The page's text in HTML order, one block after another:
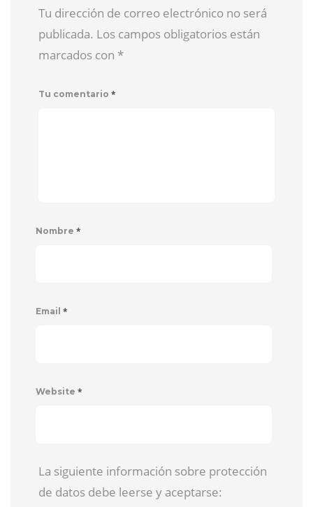
Tu dirección de correo electrónico no será
publicada. Los campos obligatorios están
marcados con *
Tu comentario *
Nombre *
Email *
Website *
La siguiente información sobre protección
de datos debe leerse y aceptarse: